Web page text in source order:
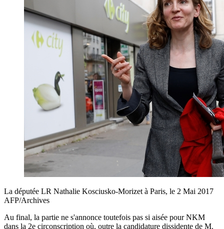
La députée LR Nathalie Kosciusko-Morizet à Paris, le 2 Mai 2017
AFP/Archives
Au final, la partie ne s'annonce toutefois pas si aisée pour NKM
dans la 2e circonscription où, outre la candidature dissidente de M.